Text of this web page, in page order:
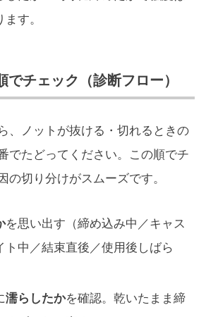
す。
でチェック（診断フロー）
、ノットが抜ける・切れるときの
でたどってください。この順でチ
の切り分けがスムーズです。
を思い出す（締め込み中／キャス
ト中／結束直後／使用後しばら
濡らしたかを確認。乾いたまま締